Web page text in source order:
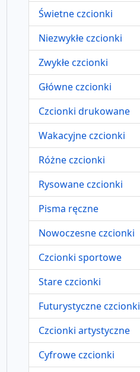
Świetne czcionki
Niezwykłe czcionki
Zwykłe czcionki
Główne czcionki
Czcionki drukowane
Wakacyjne czcionki
Różne czcionki
Rysowane czcionki
Pisma ręczne
Nowoczesne czcionki
Czcionki sportowe
Stare czcionki
Futurystyczne czcionki
Czcionki artystyczne
Cyfrowe czcionki